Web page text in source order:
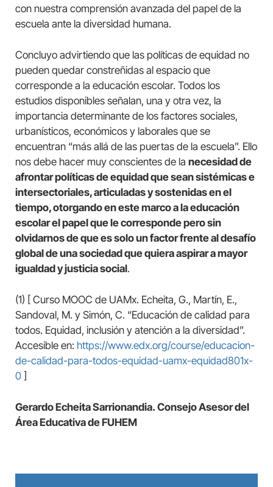
con nuestra comprensión avanzada del papel de la
escuela ante la diversidad humana.
Concluyo advirtiendo que las políticas de equidad no
pueden quedar constreñidas al espacio que
corresponde a la educación escolar. Todos los
estudios disponibles señalan, una y otra vez, la
importancia determinante de los factores sociales,
urbanísticos, económicos y laborales que se
encuentran “más allá de las puertas de la escuela”. Ello
nos debe hacer muy conscientes de la necesidad de
afrontar políticas de equidad que sean sistémicas e
intersectoriales, articuladas y sostenidas en el
tiempo, otorgando en este marco a la educación
escolar el papel que le corresponde pero sin
olvidarnos de que es solo un factor frente al desafío
global de una sociedad que quiera aspirar a mayor
igualdad y justicia social.
(1) [ Curso MOOC de UAMx. Echeita, G., Martín, E.,
Sandoval, M. y Simón, C. “Educación de calidad para
todos. Equidad, inclusión y atención a la diversidad”.
Accesible en: https://www.edx.org/course/educacion-
de-calidad-para-todos-equidad-uamx-equidad801x-
0
Gerardo Echeita Sarrionandia. Consejo Asesor del
Área Educativa de FUHEM